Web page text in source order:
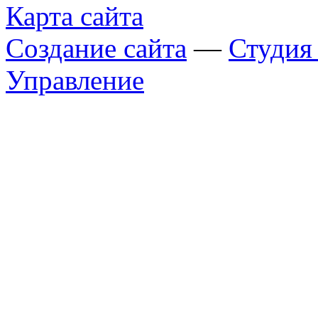
Карта сайта
Создание сайта —
Управление